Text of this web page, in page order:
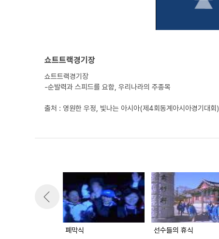
쇼트트랙경기장
쇼트트랙경기장
-순발력과 스피드를 요함, 우리나라의 주종목
출처 : 영원한 우정, 빛나는 아시아(제4회동계아시아경기대회)
폐막식 선수들의 휴식